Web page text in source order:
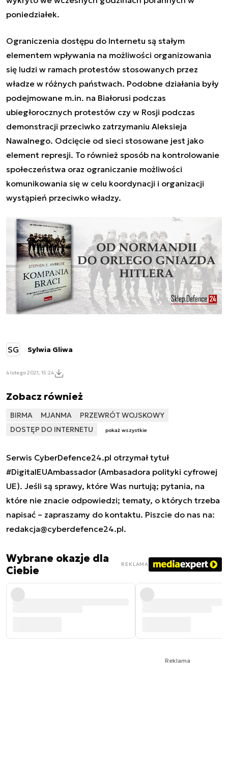
poniedziałek.
Ograniczenia dostępu do Internetu są stałym
elementem wpływania na możliwości organizowania
się ludzi w ramach protestów stosowanych przez
władze w różnych państwach. Podobne działania były
podejmowane m.in. na Białorusi podczas
ubiegłorocznych protestów czy w Rosji podczas
demonstracji przeciwko zatrzymaniu Aleksieja
Nawalnego. Odcięcie od sieci stosowane jest jako
element represji. To również sposób na kontrolowanie
społeczeństwa oraz ograniczanie możliwości
komunikowania się w celu koordynacji i organizacji
wystąpień przeciwko władzy.
SG Sylwia Gliwa
4 lutego 2021, 15:24
Zobacz również
BIRMA MJANMA
PRZEWRÓT WOJSKOWY
DOSTĘP DO INTERNETU
pokaż wszystkie
Serwis CyberDefence24.pl otrzymał tytuł
#DigitalEUAmbassador (Ambasadora polityki cyfrowej
UE). Jeśli są sprawy, które Was nurtują; pytania, na
które nie znacie odpowiedzi; tematy, o których trzeba
napisać – zapraszamy do kontaktu. Piszcie do nas na:
redakcja@cyberdefence24.pl.
Wybrane okazje dla
Ciebie
REKLAMA
Reklama